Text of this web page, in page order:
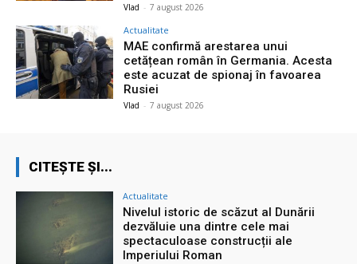
Vlad - 7 august 2026
Actualitate
MAE confirmă arestarea unui
cetățean român în Germania. Acesta
este acuzat de spionaj în favoarea
Rusiei
Vlad - 7 august 2026
CITEȘTE ȘI...
Actualitate
Nivelul istoric de scăzut al Dunării
dezvăluie una dintre cele mai
spectaculoase construcții ale
Imperiului Roman